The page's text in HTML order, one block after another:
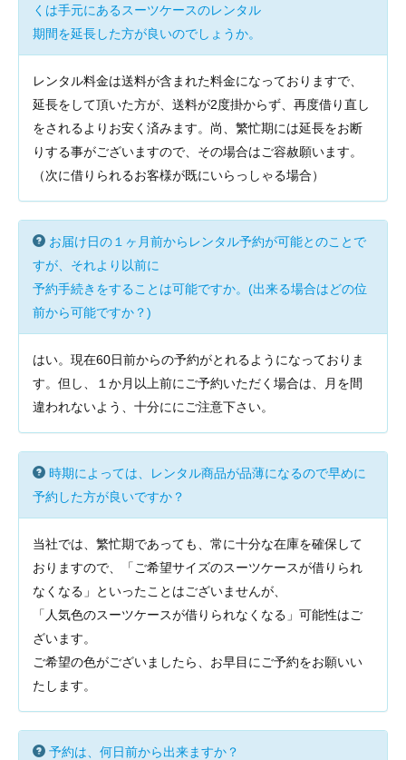
くは手元にあるスーツケースのレンタル
期間を延長した方が良いのでしょうか。
レンタル料金は送料が含まれた料金になっておりますで、
延長をして頂いた方が、送料が2度掛からず、再度借り直し
をされるよりお安く済みます。尚、繁忙期には延長をお断
りする事がございますので、その場合はご容赦願います。
（次に借りられるお客様が既にいらっしゃる場合）
お届け日の１ヶ月前からレンタル予約が可能とのことで
すが、それより以前に
予約手続きをすることは可能ですか。(出来る場合はどの位
前から可能ですか？)
はい。現在60日前からの予約がとれるようになっておりま
す。但し、１か月以上前にご予約いただく場合は、月を間
違われないよう、十分ににご注意下さい。
時期によっては、レンタル商品が品薄になるので早めに
予約した方が良いですか？
当社では、繁忙期であっても、常に十分な在庫を確保して
おりますので、「ご希望サイズのスーツケースが借りられ
なくなる」といったことはございませんが、
「人気色のスーツケースが借りられなくなる」可能性はご
ざいます。
ご希望の色がございましたら、お早目にご予約をお願いい
たします。
予約は、何日前から出来ますか？